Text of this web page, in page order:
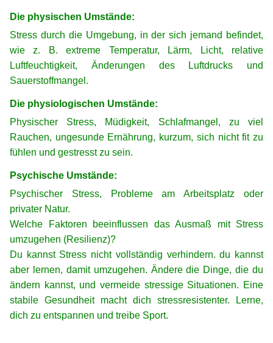
Die physischen Umstände:
Stress durch die Umgebung, in der sich jemand befindet,
wie z. B. extreme Temperatur, Lärm, Licht, relative
Luftfeuchtigkeit, Änderungen des Luftdrucks und
Sauerstoffmangel.
Die physiologischen Umstände:
Physischer Stress, Müdigkeit, Schlafmangel, zu viel
Rauchen, ungesunde Ernährung, kurzum, sich nicht fit zu
fühlen und gestresst zu sein.
Psychische Umstände:
Psychischer Stress, Probleme am Arbeitsplatz oder
privater Natur.
Welche Faktoren beeinflussen das Ausmaß mit Stress
umzugehen (Resilienz)?
Du kannst Stress nicht vollständig verhindern. du kannst
aber lernen, damit umzugehen. Ändere die Dinge, die du
ändern kannst, und vermeide stressige Situationen. Eine
stabile Gesundheit macht dich stressresistenter. Lerne,
dich zu entspannen und treibe Sport.